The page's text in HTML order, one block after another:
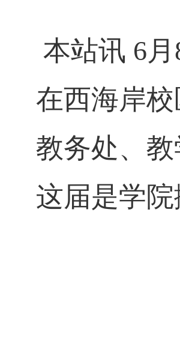
本站讯 6月
在西海岸
教务处、
这届是学